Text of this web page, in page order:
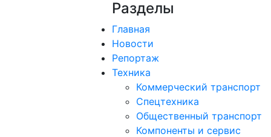
Разделы
Главная
Новости
Репортаж
Техника
Коммерческий транспорт
Спецтехника
Общественный транспорт
Компоненты и сервис